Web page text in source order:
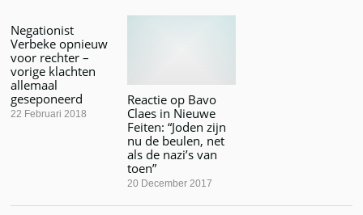
Negationist
Verbeke opnieuw
voor rechter –
vorige klachten
allemaal
geseponeerd
22 Februari 2018
Reactie op Bavo
Claes in Nieuwe
Feiten: “Joden zijn
nu de beulen, net
als de nazi’s van
toen”
20 December 2017